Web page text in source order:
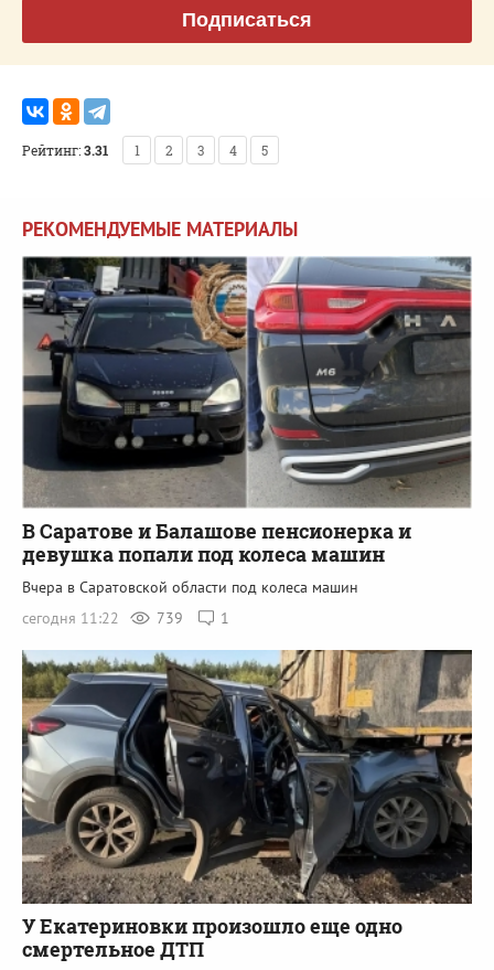
Подписаться
Рейтинг:3.31 1 2 3 4 5
РЕКОМЕНДУЕМЫЕ МАТЕРИАЛЫ
В Саратове и Балашове пенсионерка и
девушка попали под колеса машин
Вчера в Саратовской области под колеса машин
сегодня 11:22
739 1
У Екатериновки произошло еще одно
смертельное ДТП